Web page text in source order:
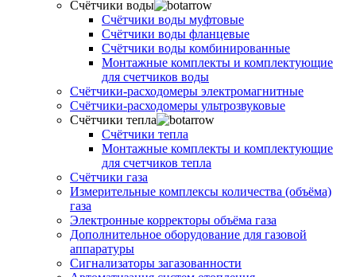
Счётчики воды
Счётчики воды муфтовые
Счётчики воды фланцевые
Счётчики воды комбинированные
Монтажные комплекты и комплектующие
для счетчиков воды
Счётчики-расходомеры электромагнитные
Счётчики-расходомеры ультрозвуковые
Счётчики тепла
Счётчики тепла
Монтажные комплекты и комплектующие
для счетчиков тепла
Счётчики газа
Измерительные комплексы количества (объёма)
газа
Электронные корректоры объёма газа
Дополнительное оборудование для газовой
аппаратуры
Сигнализаторы загазованности